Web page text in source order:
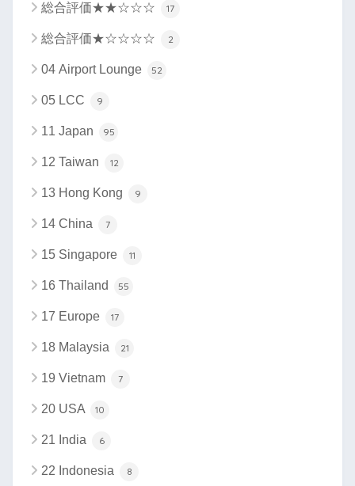
総合評価★★☆☆☆ 17
総合評価★☆☆☆☆ 2
04 Airport Lounge 52
05 LCC 9
11 Japan 95
12 Taiwan 12
13 Hong Kong 9
14 China 7
15 Singapore 11
16 Thailand 55
17 Europe 17
18 Malaysia 21
19 Vietnam 7
20 USA 10
21 India 6
22 Indonesia 8